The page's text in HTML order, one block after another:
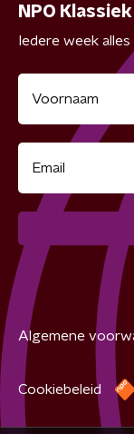
NPO
Iedere week
Algemene
Cookiebeleid